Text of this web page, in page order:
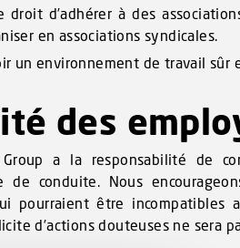
d’adhérer à des
en associations syndicales.
un environnement de travail sûr
des
a la responsabilité de
de conduite. Nous
pourraient être incompatibles
d’actions douteuses ne sera